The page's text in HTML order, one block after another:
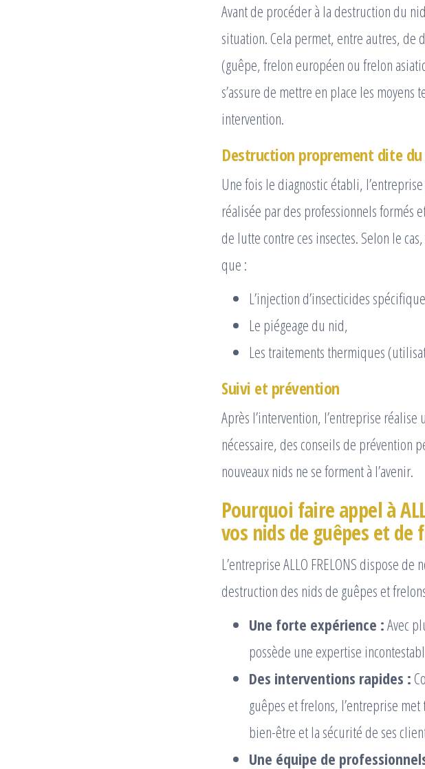
Avant de procéder à la destruction du
situation. Cela permet, entre autres, de
(guêpe, frelon européen ou frelon
s’assure de mettre en place les
intervention.
Destruction proprement dite
Une fois le diagnostic établi,
réalisée par des professionnels
de lutte contre ces insectes. Selon le
que :
L’injection d’insecticides
Le piégeage du nid,
Les traitements thermiques
Suivi et prévention
Après l’intervention, l’entreprise
nécessaire, des conseils de prévention
nouveaux nids ne se forment à l’avenir.
Pourquoi faire appel à
vos nids de guêpes et de
L’entreprise ALLO FRELONS dispose
destruction des nids de guêpes et frelons
Une forte expérience :Avec
possède une expertise
Des interventions rapides :
guêpes et frelons, l’entreprise
bien-être et la sécurité de ses
Une équipe de